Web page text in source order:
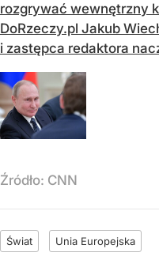
rozgrywać wewnętrzny
DoRzeczy.pl Jakub
i zastępca redaktora
Źródło: CNN
Świat Unia Europejska